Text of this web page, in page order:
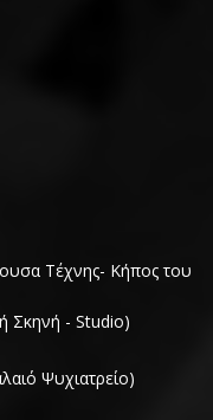
Τέχνης- Κήπος του
Σκηνή - Studio)
Ψυχιατρείο)